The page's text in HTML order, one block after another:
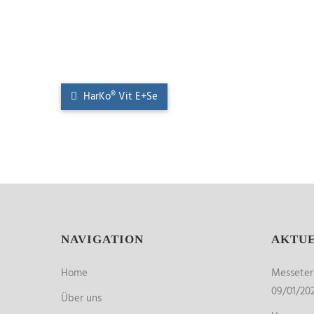
HarKo® Vit E+Se
NAVIGATION
Home
Über uns
09/01/